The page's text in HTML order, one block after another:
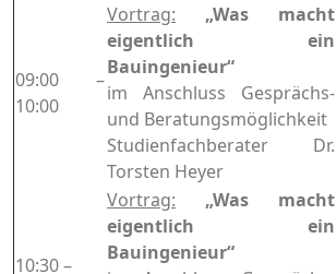
09:00 –
10:00
Vortrag: „Was macht
eigentlich ein
Bauingenieur“
im Anschluss Gesprächs-
und Beratungsmöglichkeit
Studienfachberater Dr.
Torsten Heyer
10:30 –
Vortrag: „Was macht
eigentlich ein
Bauingenieur“